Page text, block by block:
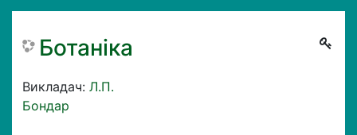
Ботаніка
Викладач: Л.П.
Бондар